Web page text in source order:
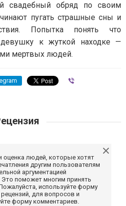
свадебный обряд по своим
пугать страшные сны и
Попытка понять что
девушку к жуткой находке —
мертвых людей.
оценка людей, которые хотят
другим пользователям
аргументацией
поможет многим принять
используйте форму
для вопросов и
форму комментариев.